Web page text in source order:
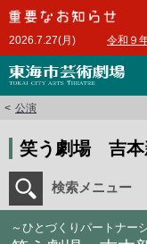
本
文
へ2026.7.27(月) 令和９
公演
笑う劇場 吉本
検索メニュー
～ひとづくりパートナー